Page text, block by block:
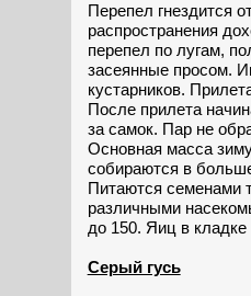
Перепел гнездится
распространения
перепел по лугам,
засеянные просом.
кустарников.
После прилета
за самок. Пар не
Основная масса
собираются в
Питаются семенами
различными
до 150. Яиц в кладке
Серый гусь